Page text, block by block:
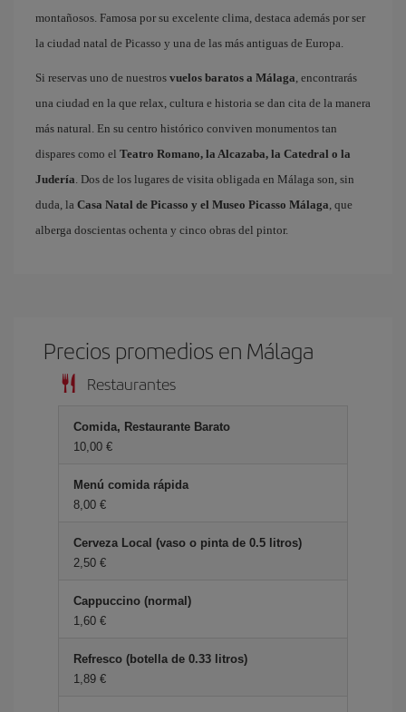
montañosos. Famosa por su excelente clima, destaca además por ser
la ciudad natal de Picasso y una de las más antiguas de Europa.
Si reservas uno de nuestros vuelos baratos a Málaga, encontrarás
una ciudad en la que relax, cultura e historia se dan cita de la manera
más natural. En su centro histórico conviven monumentos tan
dispares como el Teatro Romano, la Alcazaba, la Catedral o la
Judería. Dos de los lugares de visita obligada en Málaga son, sin
duda, la Casa Natal de Picasso y el Museo Picasso Málaga, que
alberga doscientas ochenta y cinco obras del pintor.
Precios promedios en Málaga
Restaurantes
Comida, Restaurante Barato
10,00 €
Menú comida rápida
8,00 €
Cerveza Local (vaso o pinta de 0.5 litros)
2,50 €
Cappuccino (normal)
1,60 €
Refresco (botella de 0.33 litros)
1,89 €